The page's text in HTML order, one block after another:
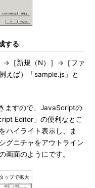
する
→［新規（N）］→［ファ
えば）「sample.js」と
ますので、JavaScriptの
Editor」の便利なとこ
ハイライト表示し、ま
グニチャをアウトライン
画面のようにです。